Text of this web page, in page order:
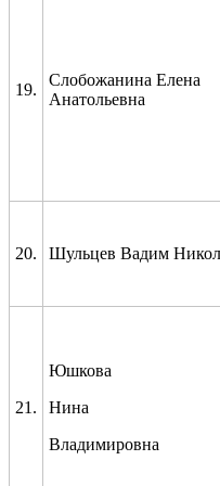
19.
Слобожанина Елена
Анатольевна
20. Шульцев Вадим
21.
Юшкова
Нина
Владимировна